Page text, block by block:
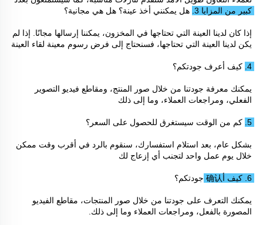
كبير من المزايا 3. هل يمكنني أخذ عينة؟ هل هي مجانية؟
يكن لدينا العينة التي تحتاجها، فسنحتاج إلى فرض رسوم معينة لقاء العينة
4. كيف أعرف جودتكم؟
الفعلي، ومراجعات العملاء، وما إلى ذلك
5. كم من الوقت سيستغرق للحصول على السعر؟
خلال يوم عمل واحد لتجنب أي إزعاج لك
6. كيف أ确认 جودتكم؟
المصورة بالفعل، ومراجعات العملاء وما إلى ذلك.